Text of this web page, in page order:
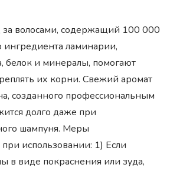
волосами, содержащий 100 000
ламинарии,
белок и минералы, помогают
их корни. Свежий аромат
созданного профессиональным
долго даже при
шампуня. Меры
использовании: 1) Если
в виде покраснения или зуда,